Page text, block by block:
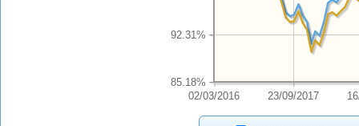
02/03/2016 23/09/2017
85.18%
92.31%